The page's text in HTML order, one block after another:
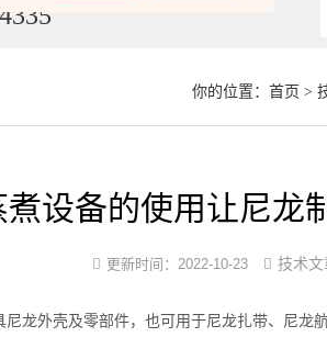
你的位置： 首页 >
煮设备的使用让尼龙
更新时间： 2022-10-23 技术文
龙外壳及零部件，也可用于尼龙扎带、尼龙